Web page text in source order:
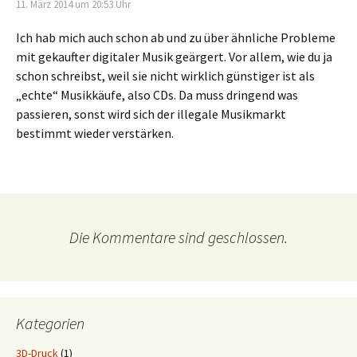
11. März 2014 um 20:53 Uhr
Ich hab mich auch schon ab und zu über ähnliche Probleme
mit gekaufter digitaler Musik geärgert. Vor allem, wie du ja
schon schreibst, weil sie nicht wirklich günstiger ist als
„echte“ Musikkäufe, also CDs. Da muss dringend was
passieren, sonst wird sich der illegale Musikmarkt
bestimmt wieder verstärken.
Die Kommentare sind geschlossen.
Kategorien
3D-Druck(1)